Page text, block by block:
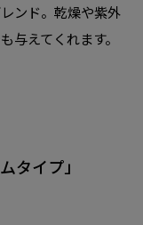
ンド。乾燥や紫外
与えてくれます。
タイプ」